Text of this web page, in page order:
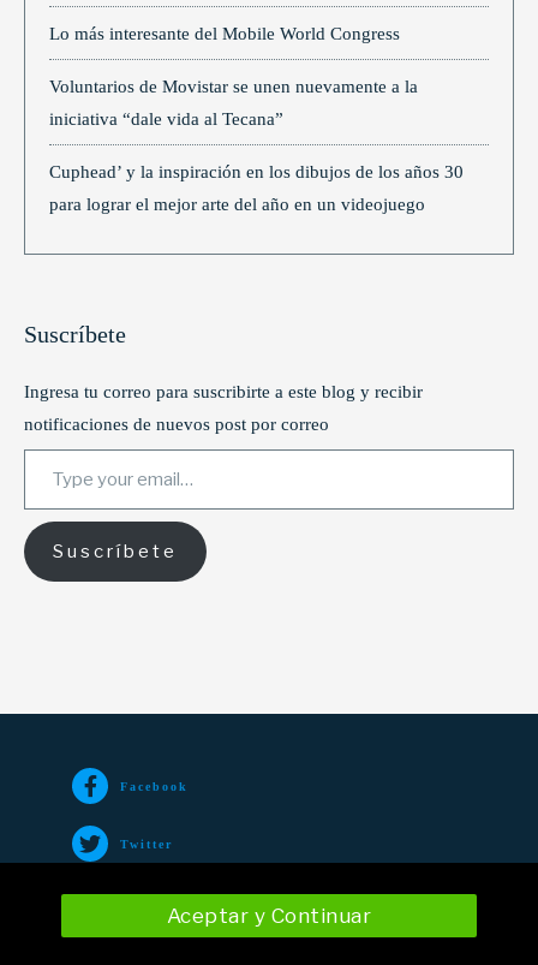
Lo más interesante del Mobile World Congress
Voluntarios de Movistar se unen nuevamente a la
iniciativa “dale vida al Tecana”
Cuphead’ y la inspiración en los dibujos de los años 30
para lograr el mejor arte del año en un videojuego
Suscríbete
Ingresa tu correo para suscribirte a este blog y recibir
notificaciones de nuevos post por correo
Type your email…
Suscríbete
Facebook
Twitter
Aceptar y Continuar